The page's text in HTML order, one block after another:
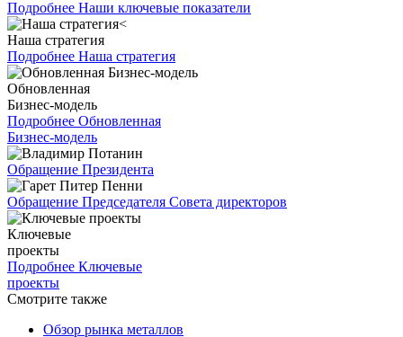
Подробнее Наши ключевые показатели
Наша стратегия
Подробнее Наша стратегия
Обновленная
Бизнес-модель
Подробнее Обновленная
Бизнес-модель
Обращение Президента
Обращение Председателя Совета директоров
Ключевые
проекты
Подробнее Ключевые
проекты
Смотрите также
Обзор рынка металлов